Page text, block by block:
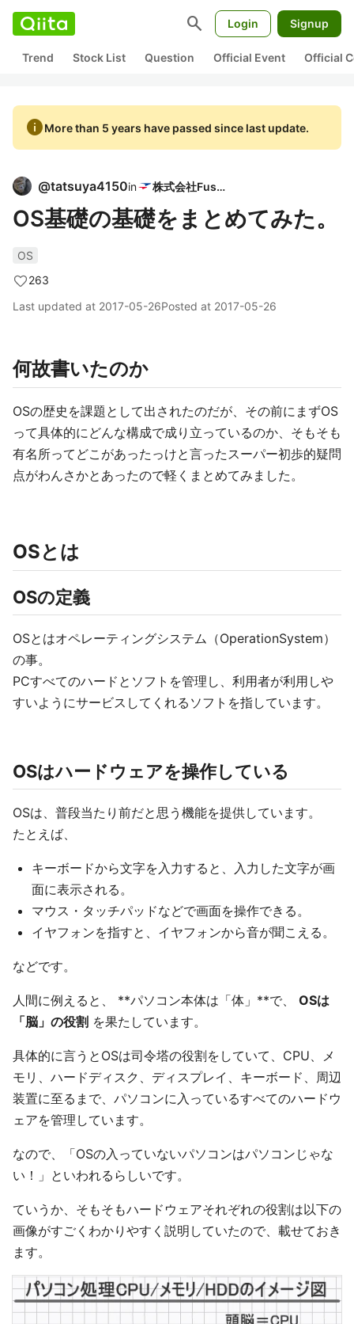
search Login Signup
Trend Stock List Question Official Event Official
infoMore than 5 years have passed since last update.
@tatsuya4150in 株式会社Fusic
OS基礎の基礎をまとめてみた。
OS
263
Last updated at 2017-05-26Posted at 2017-05-26
何故書いたのか
OSの歴史を課題として出されたのだが、その前にまずOS
って具体的にどんな構成で成り立っているのか、そもそも
有名所ってどこがあったっけと言ったスーパー初歩的疑問
点がわんさかとあったので軽くまとめてみました。
OSとは
OSの定義
OSとはオペレーティングシステム（OperationSystem）
の事。
PCすべてのハードとソフトを管理し、利用者が利用しや
すいようにサービスしてくれるソフトを指しています。
OSはハードウェアを操作している
OSは、普段当たり前だと思う機能を提供しています。
たとえば、
キーボードから文字を入力すると、入力した文字が画
面に表示される。
マウス・タッチパッドなどで画面を操作できる。
イヤフォンを指すと、イヤフォンから音が聞こえる。
などです。
人間に例えると、 **パソコン本体は「体」**で、 OSは
「脳」の役割 を果たしています。
具体的に言うとOSは司令塔の役割をしていて、CPU、メ
モリ、ハードディスク、ディスプレイ、キーボード、周辺
装置に至るまで、パソコンに入っているすべてのハードウ
ェアを管理しています。
なので、「OSの入っていないパソコンはパソコンじゃな
い！」といわれるらしいです。
ていうか、そもそもハードウェアそれぞれの役割は以下の
画像がすごくわかりやすく説明していたので、載せておき
ます。